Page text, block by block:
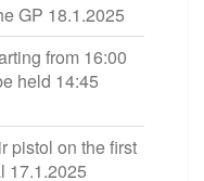
GP 18.1.2025
from 16:00
held 14:45
pistol on the first
17.1.2025